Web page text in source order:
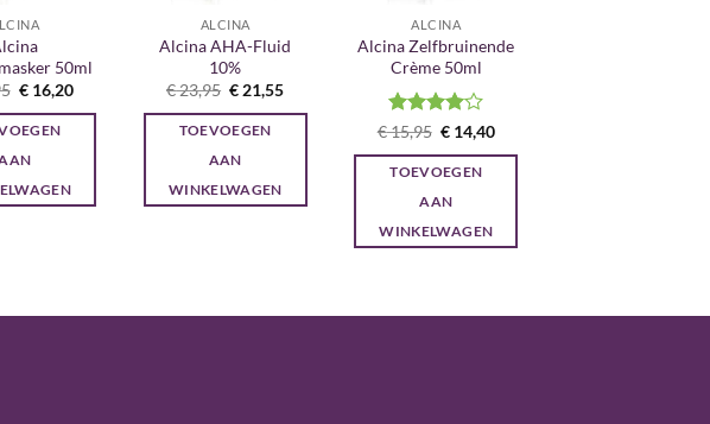
50ml
Oorspronkelijke
was:
€ 17,95.
€16,20Huidige
is:
AAN
ALCINA
Alcina AHA-Fluid
10%
€23,95 Oorspronkelijke
prijs
was:
€ 23,95.
€ 21,55Huidige
is:
TOEVOEGEN
AAN
WINKELWAGEN
ALCINA
Alcina Zelfbruinende
Crème 50ml
Gewaardeerd
€15,95 Oorspronkelijke
was:
€ 15,95.
€14,40Huidige
is:
TOEVOEGEN
AAN
WINKELWAGEN